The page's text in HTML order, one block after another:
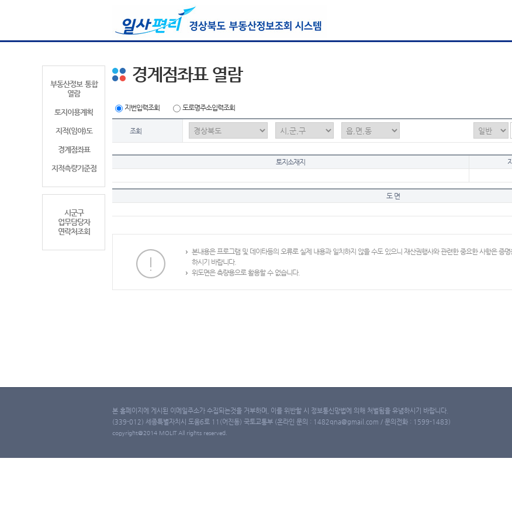
부동산정보 통합
열람
토지이용계획
지적(임야)도
경계점좌표
지적측량기준점
시군구
업무담당자
연락처조회
경계점좌표 열람
지번입력조회 도로명주소입력조회
조회
토지소재지
도 면
본내용은 프로그램 및 데이타등의 오류로 실제 내용과 일치하지 않을 수도 있으니 재산권행사와 관련한 중요한 사항은 증
하시기 바랍니다.
위도면은 측량용으로 활용할 수 없습니다.
본 홈페이지에 게시된 이메일주소가 수집되는것을 거부하며, 이를 위반할 시 정보통신망법에 의해 처벌됨을 유념하시기 바랍니다.
(339-012) 세종특별자치시 도움6로 11(어진동) 국토교통부 (온라인 문의 : 1482qna@gmail.com / 문의전화 : 1599-1483)
copyright@2014 MOLIT All rights reserved.